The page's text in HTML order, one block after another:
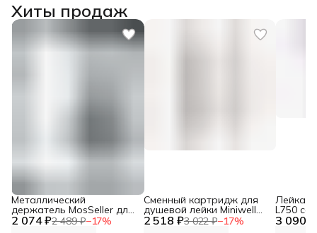
Хиты продаж
2 074 ₽2 489 ₽−17%
Металлический
держатель MosSeller для
смартфона с 2 518 ₽3 022 ₽−17%
Сменный картридж для
душевой лейки Miniwell
L750, угольный 3 090 ₽
Лейка
L750 со